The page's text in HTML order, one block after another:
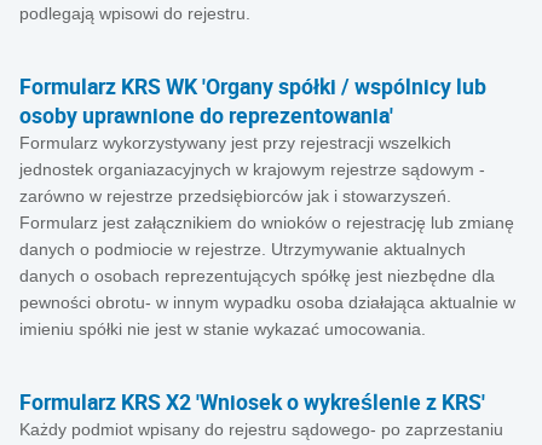
podlegają wpisowi do rejestru.
Formularz KRS WK 'Organy spółki / wspólnicy lub
osoby uprawnione do reprezentowania'
Formularz wykorzystywany jest przy rejestracji wszelkich
jednostek organiazacyjnych w krajowym rejestrze sądowym -
zarówno w rejestrze przedsiębiorców jak i stowarzyszeń.
Formularz jest załącznikiem do wnioków o rejestrację lub zmianę
danych o podmiocie w rejestrze. Utrzymywanie aktualnych
danych o osobach reprezentujących spółkę jest niezbędne dla
pewności obrotu- w innym wypadku osoba działająca aktualnie w
imieniu spółki nie jest w stanie wykazać umocowania.
Formularz KRS X2 'Wniosek o wykreślenie z KRS'
Każdy podmiot wpisany do rejestru sądowego- po zaprzestaniu